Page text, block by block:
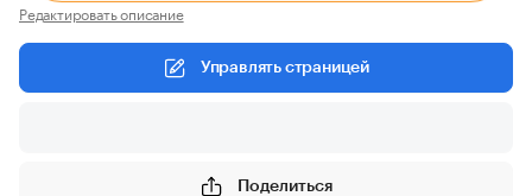
Редактировать описание
Управлять страницей
Поделиться